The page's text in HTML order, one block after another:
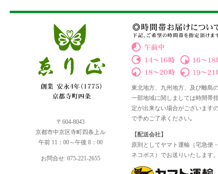
〒604-8043
京都市中京区寺町四条上ル
午前 11：00～午後 8：00
お問合せ: 075-221-2655
東北地方、九州地方、及び離島
一部地域に関しましては時間帯
定が出来ない場合がございます
で予めご了承ください｡
【配送会社】
原則としてヤマト運輸（宅急便
ネコポス）でお送りいたします